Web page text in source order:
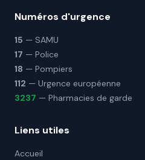
Numéros d'urgence
15 — SAMU
17 — Police
18 — Pompiers
112 — Urgence européenne
3237 — Pharmacies de garde
Liens utiles
Accueil